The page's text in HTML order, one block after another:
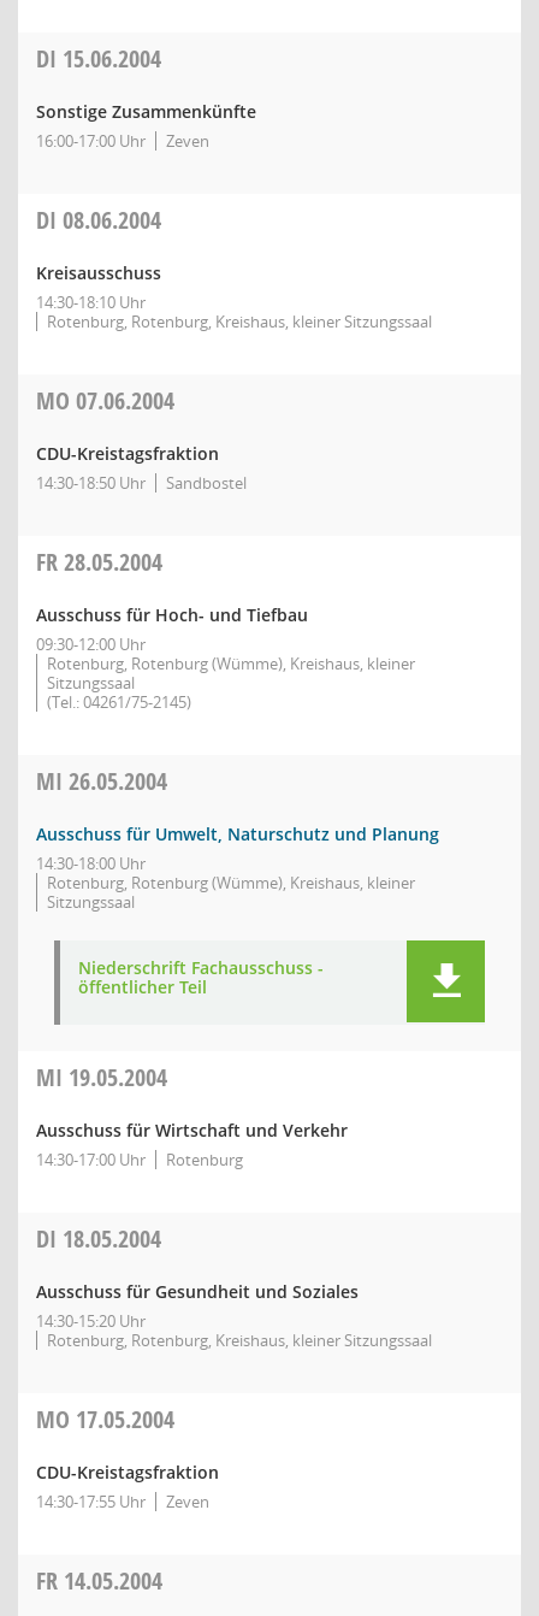
DI 15.06.2004
Sonstige Zusammenkünfte
16:00-17:00 Uhr Zeven
DI 08.06.2004
Kreisausschuss
14:30-18:10 Uhr
Rotenburg, Rotenburg, Kreishaus, kleiner Sitzungssaal
MO 07.06.2004
CDU-Kreistagsfraktion
14:30-18:50 Uhr Sandbostel
FR28.05.2004
Ausschuss für Hoch- und Tiefbau
09:30-12:00 Uhr
Rotenburg, Rotenburg (Wümme), Kreishaus, kleiner
Sitzungssaal
(Tel.: 04261/75-2145)
MI 26.05.2004
Ausschuss für Umwelt, Naturschutz und Planung
14:30-18:00 Uhr
Rotenburg, Rotenburg (Wümme), Kreishaus, kleiner
Sitzungssaal
Niederschrift Fachausschuss -
öffentlicher Teil
MI 19.05.2004
Ausschuss für Wirtschaft und Verkehr
14:30-17:00 Uhr Rotenburg
DI 18.05.2004
Ausschuss für Gesundheit und Soziales
14:30-15:20 Uhr
Rotenburg, Rotenburg, Kreishaus, kleiner Sitzungssaal
MO 17.05.2004
CDU-Kreistagsfraktion
14:30-17:55 Uhr Zeven
FR 14.05.2004